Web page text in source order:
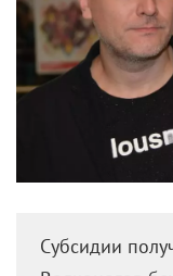
Субсидии